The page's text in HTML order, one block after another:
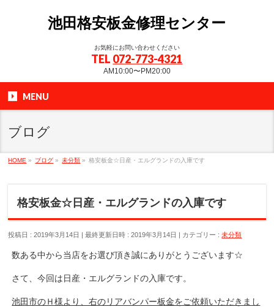
池田格安板金修理センター
お気軽にお問い合わせください
TEL 072-773-4321
AM10:00〜PM20:00
MENU
ブログ
HOME » ブログ » 未分類 » 格安板金☆日産・エルグランドの入庫です
格安板金☆日産・エルグランドの入庫です
投稿日 : 2019年3月14日 最終更新日時 : 2019年3月14日 カテゴリー :未分類
数ある中から当店をお選び頂き誠にありがとうございます☆
さて、今回は日産・エルグランドの入庫です。
池田市のＨ様より、右のリアバンパー板金をご依頼いただきまし